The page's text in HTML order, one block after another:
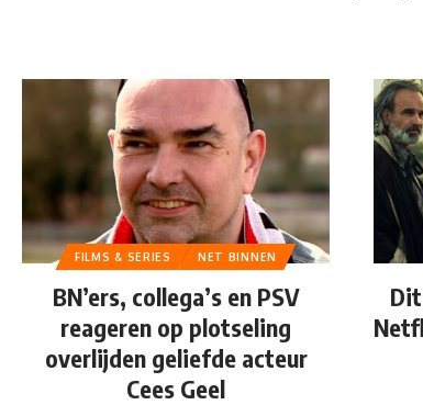
FILMS & SERIES NET BINNEN
BN’ers, collega’s en PSV
reageren op plotseling
overlijden geliefde acteur
Cees Geel